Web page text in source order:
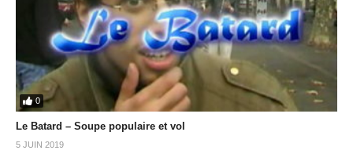
0
Le Batard – Soupe populaire et vol
5 JUIN 2019